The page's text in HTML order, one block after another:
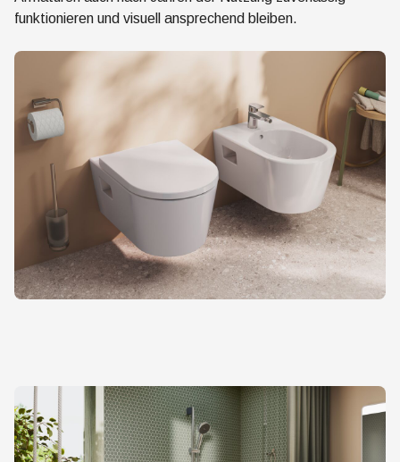
funktionieren und visuell ansprechend bleiben.